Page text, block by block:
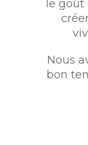
le
Nous
bon